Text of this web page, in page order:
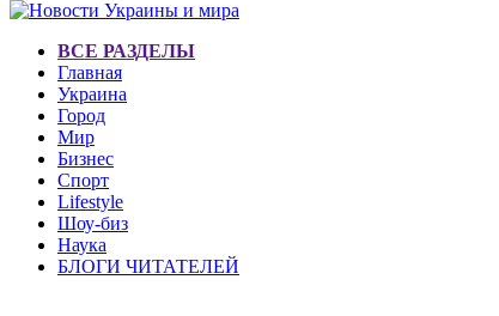
ВСЕ РАЗДЕЛЫ
Главная
Украина
Город
Мир
Бизнес
Спорт
Lifestyle
Шоу-биз
Наука
БЛОГИ ЧИТАТЕЛЕЙ